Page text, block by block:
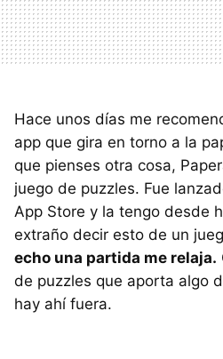
Hace unos días me
app que gira en torno a la
que pienses otra cosa,
juego de puzzles. Fue
App Store y la tengo desde
extraño decir esto de un
echo una partida me relaja.
de puzzles que aporta algo
hay ahí fuera.